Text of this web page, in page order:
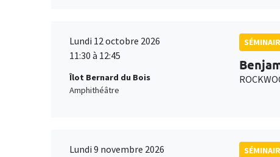
Lundi 12 octobre 2026
11:30 à 12:45
Îlot Bernard du Bois
Amphithéâtre
Lundi 9 novembre 2026